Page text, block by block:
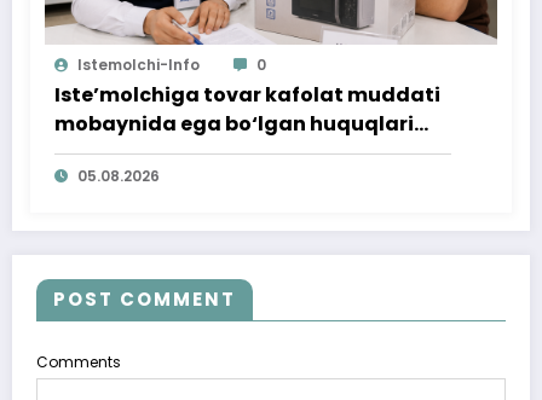
Istemolchi-Info 0
Iste’molchiga tovar kafolat muddati
mobaynida ega bo‘lgan huquqlari
ta’minlab berildi
05.08.2026
POST COMMENT
Comments